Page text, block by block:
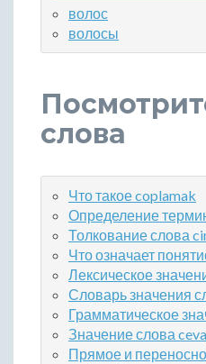
волос
волосы
слова
Что такое coplamak
Определение
Толкование слова
Что означает
Лексическое
Словарь значения
Грамматическое
Значение слова
Прямое и